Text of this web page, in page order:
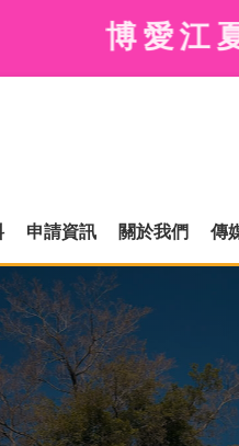
村現時尚餘
申請資訊 關於我們 傳